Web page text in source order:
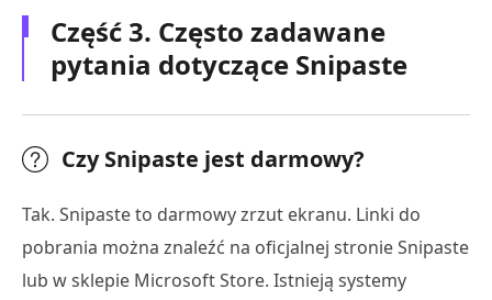
Część 3. Często zadawane
pytania dotyczące Snipaste
Czy Snipaste jest darmowy?
Tak. Snipaste to darmowy zrzut ekranu. Linki do
pobrania można znaleźć na oficjalnej stronie Snipaste
lub w sklepie Microsoft Store. Istnieją systemy